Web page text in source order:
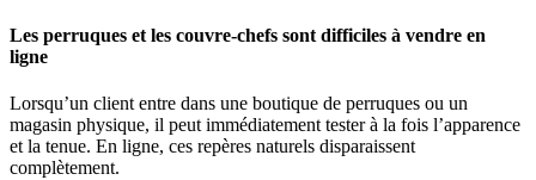
Les perruques et les couvre-chefs sont difficiles à vendre en
ligne
Lorsqu’un client entre dans une boutique de perruques ou un
magasin physique, il peut immédiatement tester à la fois l’apparence
et la tenue. En ligne, ces repères naturels disparaissent
complètement.